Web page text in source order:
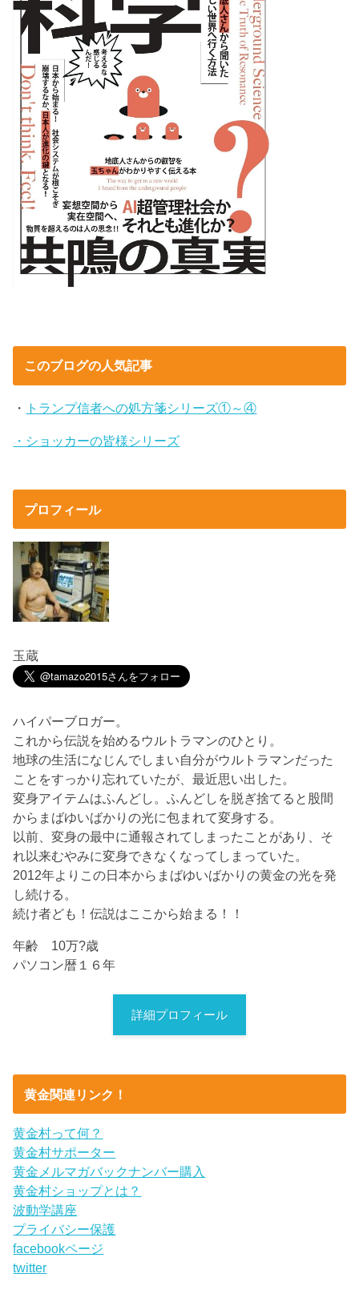
このブログの人気記事
・ トランプ信者への処方箋シリーズ①～④
・ショッカーの皆様シリーズ
プロフィール
玉蔵
ハイパーブロガー。
これから伝説を始めるウルトラマンのひとり。
地球の生活になじんでしまい自分がウルトラマンだった
ことをすっかり忘れていたが、最近思い出した。
変身アイテムはふんどし。ふんどしを脱ぎ捨てると股間
からまばゆいばかりの光に包まれて変身する。
以前、変身の最中に通報されてしまったことがあり、そ
れ以来むやみに変身できなくなってしまっていた。
2012年よりこの日本からまばゆいばかりの黄金の光を発
し続ける。
続け者ども！伝説はここから始まる！！
年齢 10万?歳
パソコン暦１６年
詳細プロフィール
黄金関連リンク！
黄金村って何？
黄金村サポーター
黄金メルマガバックナンバー購入
黄金村ショップとは？
波動学講座
プライバシー保護
facebookページ
twitter